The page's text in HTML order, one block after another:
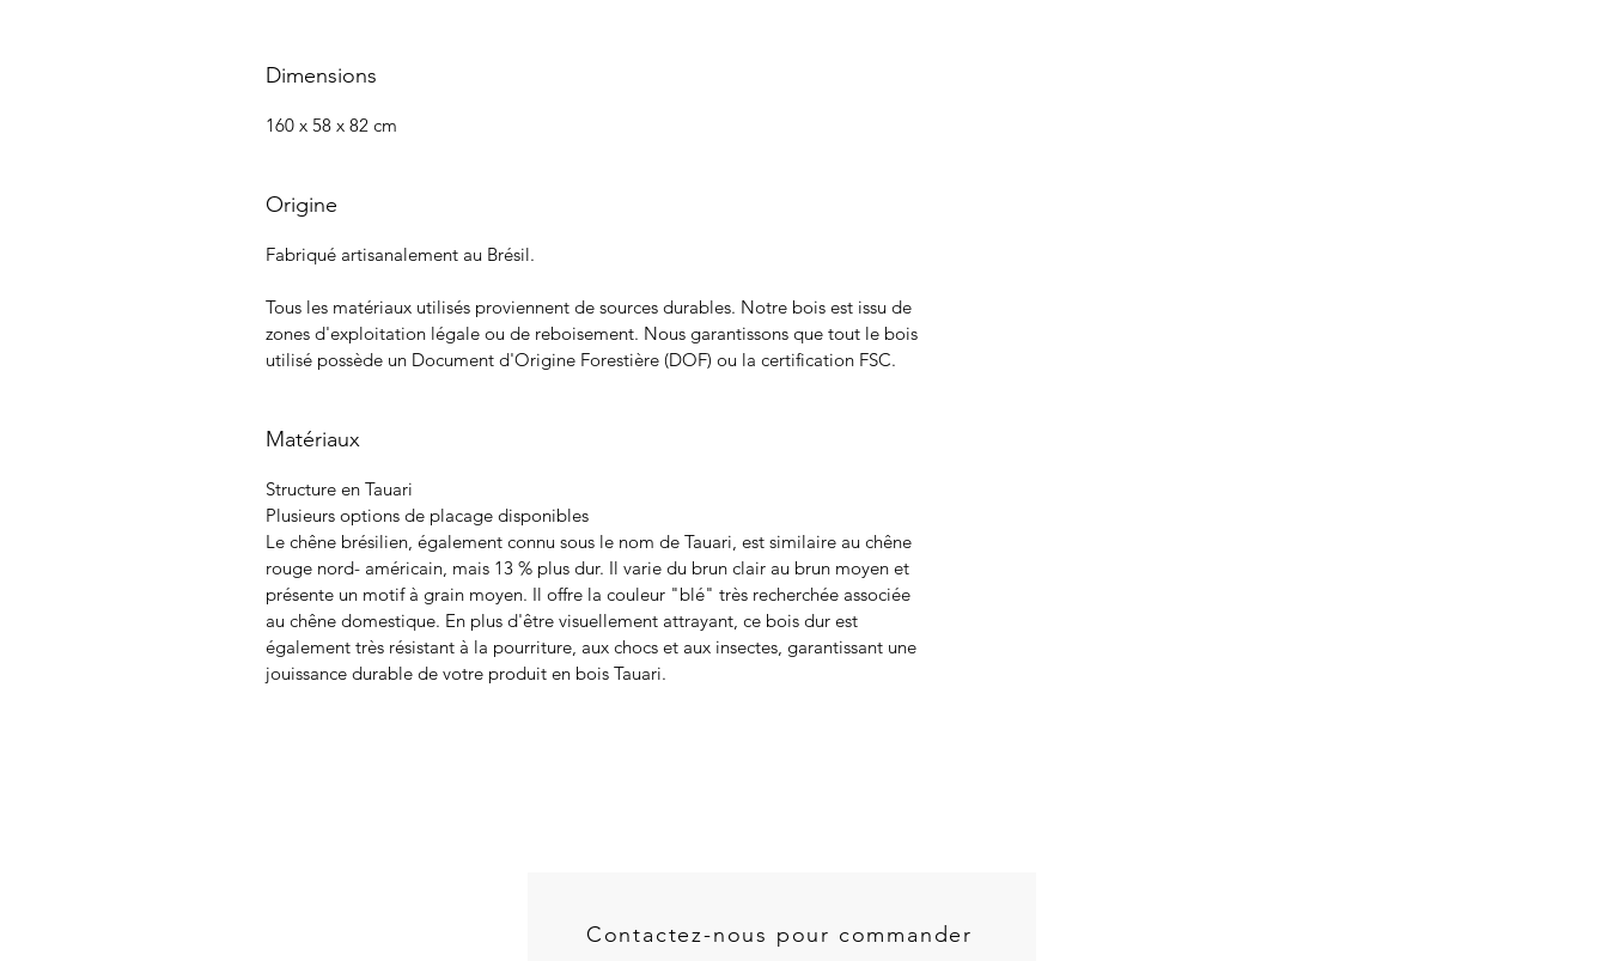
Dimensions
160 x 58 x 82 cm
Origine
Fabriqué artisanalement au Brésil.
Tous les matériaux utilisés proviennent de sources durables. Notre bois est issu de
zones d'exploitation légale ou de reboisement. Nous garantissons que tout le bois
utilisé possède un Document d'Origine Forestière (DOF) ou la certification FSC.
Matériaux
Structure en Tauari
Plusieurs options de placage disponibles
Le chêne brésilien, également connu sous le nom de Tauari, est similaire au chêne
rouge nord- américain, mais 13 % plus dur. Il varie du brun clair au brun moyen et
présente un motif à grain moyen. Il offre la couleur "blé" très recherchée associée
au chêne domestique. En plus d'être visuellement attrayant, ce bois dur est
également très résistant à la pourriture, aux chocs et aux insectes, garantissant une
jouissance durable de votre produit en bois Tauari.
Contactez-nous pour commander